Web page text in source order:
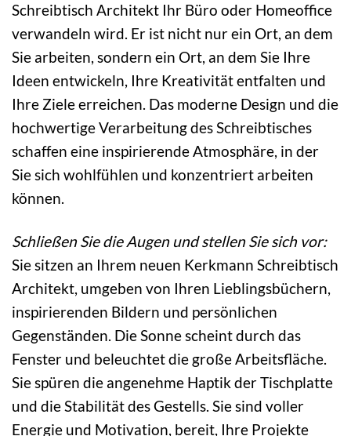
Schreibtisch Architekt Ihr Büro oder Homeoffice
verwandeln wird. Er ist nicht nur ein Ort, an dem
Sie arbeiten, sondern ein Ort, an dem Sie Ihre
Ideen entwickeln, Ihre Kreativität entfalten und
Ihre Ziele erreichen. Das moderne Design und die
hochwertige Verarbeitung des Schreibtisches
schaffen eine inspirierende Atmosphäre, in der
Sie sich wohlfühlen und konzentriert arbeiten
können.
Schließen Sie die Augen und stellen Sie sich vor:
Sie sitzen an Ihrem neuen Kerkmann Schreibtisch
Architekt, umgeben von Ihren Lieblingsbüchern,
inspirierenden Bildern und persönlichen
Gegenständen. Die Sonne scheint durch das
Fenster und beleuchtet die große Arbeitsfläche.
Sie spüren die angenehme Haptik der Tischplatte
und die Stabilität des Gestells. Sie sind voller
Energie und Motivation, bereit, Ihre Projekte